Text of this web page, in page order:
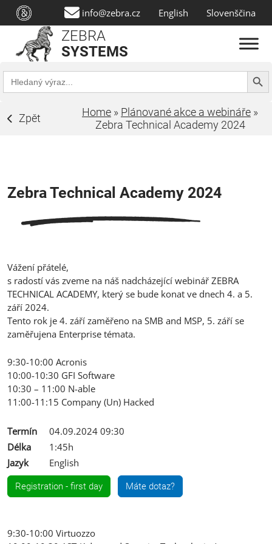
info@zebra.cz English Slovenščina
ZEBRA
SYSTEMS
Search
for:
Search
Zpět Home » Plánované akce a webináře »
Zebra Technical Academy 2024
Zebra Technical Academy 2024
Vážení přátelé,
s radostí vás zveme na náš nadcházející webinář ZEBRA
TECHNICAL ACADEMY, který se bude konat ve dnech 4. a 5.
září 2024.
Tento rok je 4. září zaměřeno na SMB and MSP, 5. září se
zaměřujena Enterprise témata.
9:30-10:00 Acronis
10:00-10:30 GFI Software
10:30 – 11:00 N-able
11:00-11:15 Company (Un) Hacked
Termín
04.09.2024 09:30
Délka
1:45h
Jazyk
English
Registration - first day Máte dotaz?
9:30-10:00 Virtuozzo